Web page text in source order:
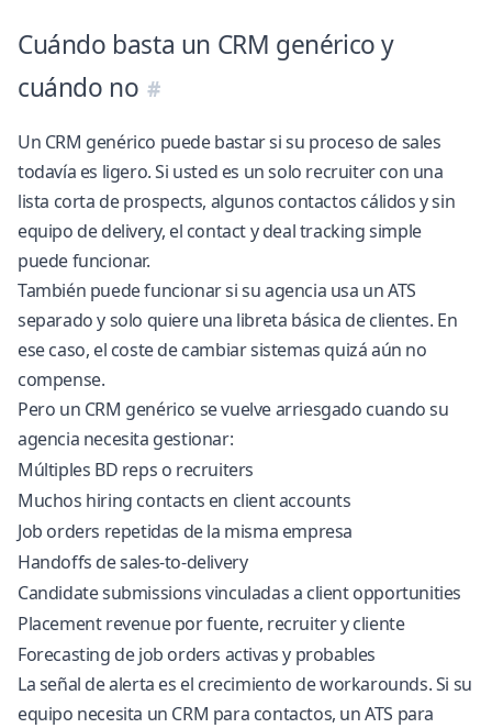
Cuándo basta un CRM genérico y
cuándo no
Un CRM genérico puede bastar si su proceso de sales
todavía es ligero. Si usted es un solo recruiter con una
lista corta de prospects, algunos contactos cálidos y sin
equipo de delivery, el contact y deal tracking simple
puede funcionar.
También puede funcionar si su agencia usa un ATS
separado y solo quiere una libreta básica de clientes. En
ese caso, el coste de cambiar sistemas quizá aún no
compense.
Pero un CRM genérico se vuelve arriesgado cuando su
agencia necesita gestionar:
Múltiples BD reps o recruiters
Muchos hiring contacts en client accounts
Job orders repetidas de la misma empresa
Handoffs de sales-to-delivery
Candidate submissions vinculadas a client opportunities
Placement revenue por fuente, recruiter y cliente
Forecasting de job orders activas y probables
La señal de alerta es el crecimiento de workarounds. Si su
equipo necesita un CRM para contactos, un ATS para